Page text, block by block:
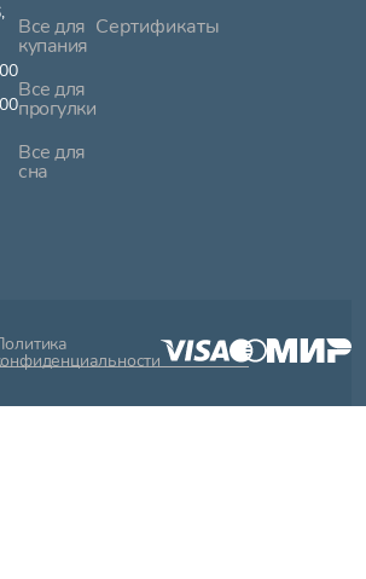
Все для
купания
Все для
прогулки
Все для
сна
Сертификаты